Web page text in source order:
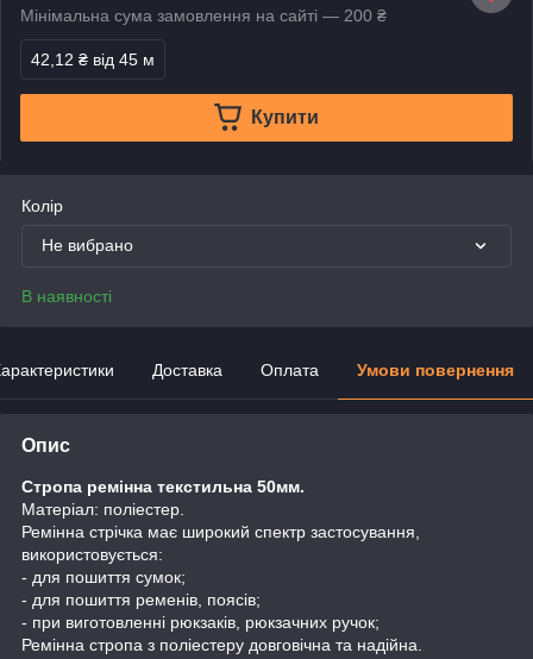
Мінімальна сума замовлення на сайті — 200 ₴
42,12 ₴ від 45 м
Купити
Колір
Не вибрано
В наявності
Доставка Оплата Умови повернення
Опис
Стропа ремінна текстильна 50мм.
Матеріал: поліестер.
Ремінна стрічка має широкий спектр застосування,
використовується:
- для пошиття сумок;
- для пошиття ременів, поясів;
- при виготовленні рюкзаків, рюкзачних ручок;
Ремінна стропа з поліестеру довговічна та надійна.